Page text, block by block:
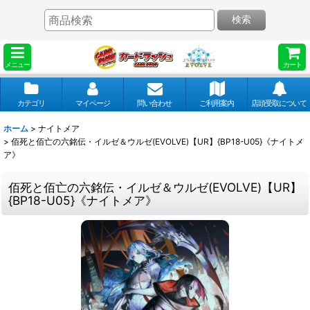
メニュー カート
検索
カテゴリ マイページ 問い合わせ ご利用案内 店頭受取について
ホーム > ナイトメア
> 佰死と佰亡の六銘伝・イルゼ＆ウルゼ(EVOLVE)【UR】{BP18-U05}《ナイトメ
ア》
佰死と佰亡の六銘伝・イルゼ＆ウルゼ(EVOLVE)【UR】
{BP18-U05}《ナイトメア》